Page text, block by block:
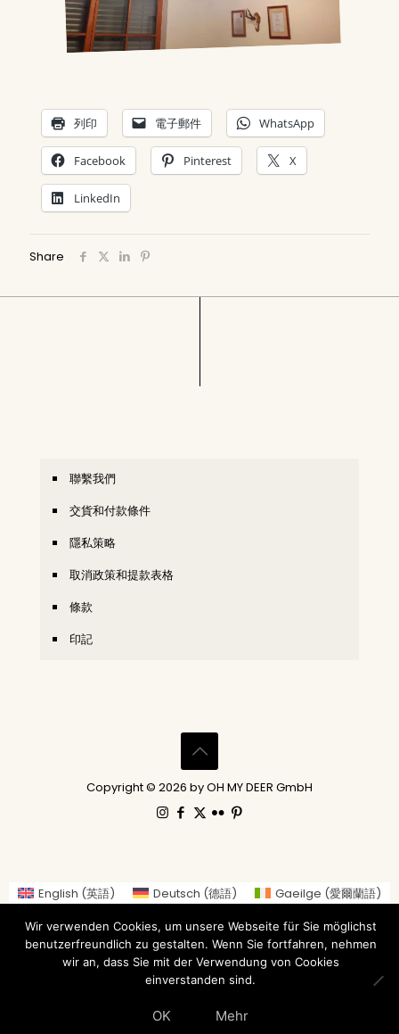
列印 電子郵件 WhatsApp
Facebook Pinterest X
LinkedIn
Share
聯繫我們
交貨和付款條件
隱私策略
取消政策和提款表格
條款
印記
Copyright © 2026 by OH MY DEER GmbH
English (英語) Deutsch (德語) Gaeilge (愛爾蘭語)
Suomi
芬蘭語) Français (法語 )
Italiano(義大利語) 日本語(日語)
(挪威布克莫爾語)
Wir verwenden Cookies, um unsere Webseite für Sie möglichst
benutzerfreundlich zu gestalten. Wenn Sie fortfahren, nehmen
wir an, dass Sie mit der Verwendung von Cookies
einverstanden sind.
OK Mehr